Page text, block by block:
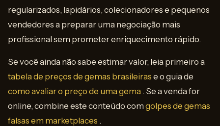
regularizados, lapidários, colecionadores e pequenos
vendedores a preparar uma negociação mais
profissional sem prometer enriquecimento rápido.
Se você ainda não sabe estimar valor, leia primeiro a
tabela de preços de gemas brasileiras e o guia de
como avaliar o preço de uma gema . Se a venda for
online, combine este conteúdo com golpes de gemas
falsas em marketplaces .